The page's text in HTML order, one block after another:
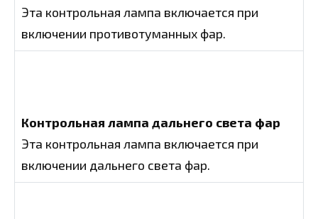
Эта контрольная лампа включается при
включении противотуманных фар.
Контрольная лампа дальнего света фар
Эта контрольная лампа включается при
включении дальнего света фар.